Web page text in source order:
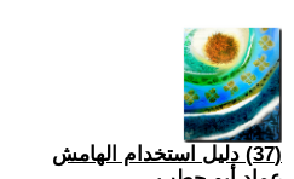
(37) دليل استخدام الهامش